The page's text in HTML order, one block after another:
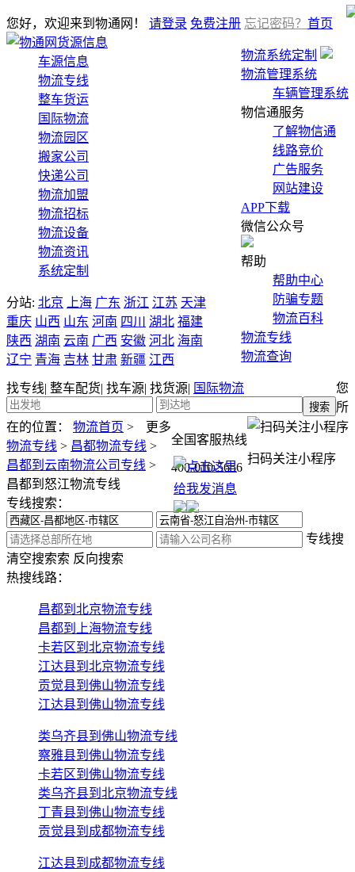
您好，欢迎来到物通网！ 请登录 免费注册 忘记密码？
物流系统定制
物流管理系统
车辆管理系统
物信通服务
了解物信通
线路竞价
广告服务
网站建设
APP下载
微信公众号
帮助
帮助中心
防骗专题
物流百科
物流专线
物流查询
找专线| 整车配货| 找车源| 找货源| 国际物流
全国客服热线
400-010-5656
扫码关注小程序
首页
货源信息
车源信息
物流专线
整车货运
国际物流
物流园区
搬家公司
快递公司
物流加盟
物流招标
物流设备
物流资讯
系统定制
分站: 北京 上海 广东 浙江 江苏 天津
重庆 山西 山东 河南 四川 湖北 福建
陕西 湖南 云南 广西 安徽 河北 海南
辽宁 青海 吉林 甘肃 新疆 江西
更多
您
所
在的位置：
物流首页 >
物流专线 > 昌都物流专线 >
昌都到云南物流公司专线 >
昌都到怒江物流专线
专线搜索：
专线搜
索 反向搜索
清空搜索
热搜线路：
昌都到北京物流专线
昌都到上海物流专线
卡若区到北京物流专线
江达县到北京物流专线
贡觉县到佛山物流专线
江达县到佛山物流专线
类乌齐县到佛山物流专线
察雅县到佛山物流专线
卡若区到佛山物流专线
类乌齐县到北京物流专线
丁青县到佛山物流专线
贡觉县到成都物流专线
江达县到成都物流专线